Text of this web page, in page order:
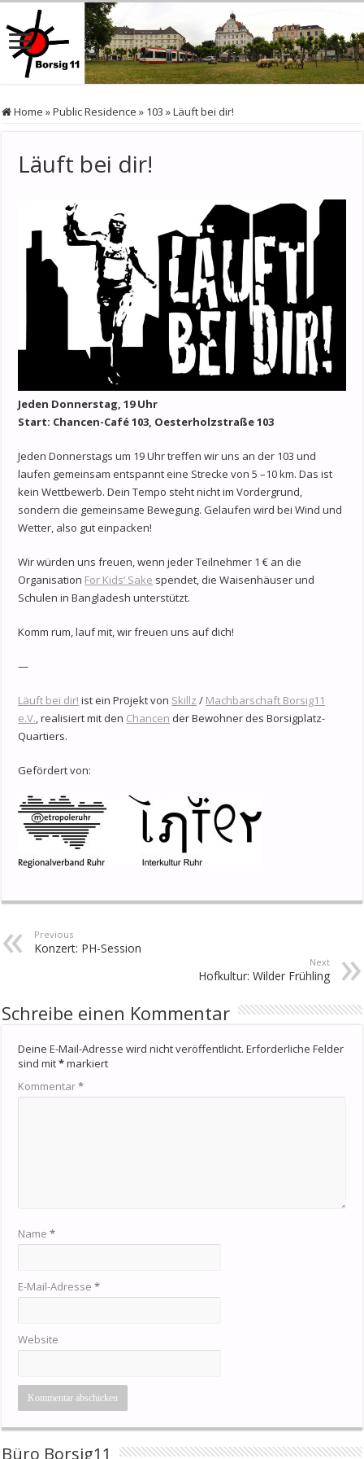
Home »Public Residence » 103 »Läuft bei dir!
Läuft bei dir!
Jeden Donnerstag, 19 Uhr
Start: Chancen-Café 103, Oesterholzstraße 103
Jeden Donnerstags um 19 Uhr treffen wir uns an der 103 und
laufen gemeinsam entspannt eine Strecke von 5 –10 km. Das ist
kein Wettbewerb. Dein Tempo steht nicht im Vordergrund,
sondern die gemeinsame Bewegung. Gelaufen wird bei Wind und
Wetter, also gut einpacken!
Wir würden uns freuen, wenn jeder Teilnehmer 1 € an die
Organisation For Kids‘ Sake spendet, die Waisenhäuser und
Schulen in Bangladesh unterstützt.
Komm rum, lauf mit, wir freuen uns auf dich!
—
Läuft bei dir! ist ein Projekt von Skillz / Machbarschaft Borsig11
e.V., realisiert mit den Chancen der Bewohner des Borsigplatz-
Quartiers.
Gefördert von:
Previous
Konzert: PH-Session
Next
Hofkultur: Wilder Frühling
Schreibe einen Kommentar
Deine E-Mail-Adresse wird nicht veröffentlicht. Erforderliche Felder
sind mit*markiert
Kommentar*
Name*
E-Mail-Adresse*
Website
Büro Borsig11